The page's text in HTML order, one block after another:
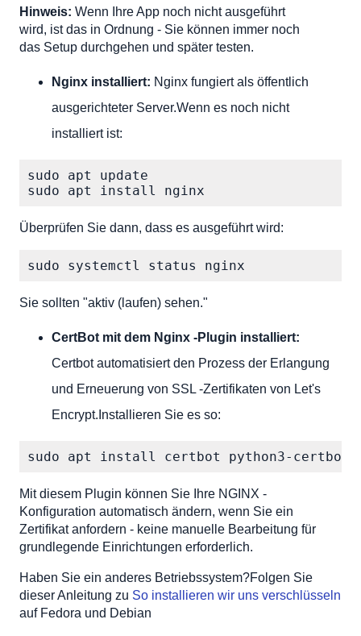
Hinweis: Wenn Ihre App noch nicht ausgeführt
wird, ist das in Ordnung - Sie können immer noch
das Setup durchgehen und später testen.
Nginx installiert: Nginx fungiert als öffentlich
ausgerichteter Server.Wenn es noch nicht
installiert ist:
sudo apt update
sudo apt install nginx
Überprüfen Sie dann, dass es ausgeführt wird:
sudo systemctl status nginx
Sie sollten "aktiv (laufen) sehen."
CertBot mit dem Nginx -Plugin installiert:
Certbot automatisiert den Prozess der Erlangung
und Erneuerung von SSL -Zertifikaten von Let's
Encrypt.Installieren Sie es so:
sudo apt install certbot python3-certbot-
Mit diesem Plugin können Sie Ihre NGINX -
Konfiguration automatisch ändern, wenn Sie ein
Zertifikat anfordern - keine manuelle Bearbeitung für
grundlegende Einrichtungen erforderlich.
Haben Sie ein anderes Betriebssystem?Folgen Sie
dieser Anleitung zu So installieren wir uns verschlüsseln
auf Fedora und Debian